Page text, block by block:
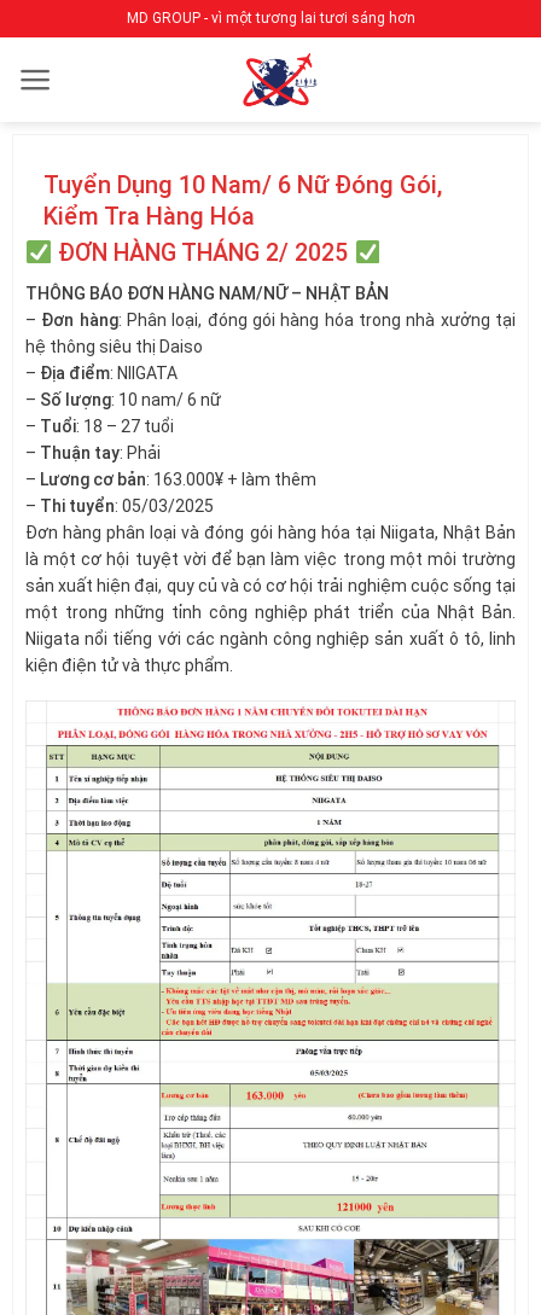
qua
nội
MD GROUP - vì một tương lai tươi sáng hơn
Tuyển Dụng 10 Nam/ 6 Nữ Đóng Gói,
Kiểm Tra Hàng Hóa
ĐƠN HÀNG THÁNG 2/ 2025
THÔNG BÁO ĐƠN HÀNG NAM/NỮ – NHẬT BẢN
– Đơn hàng: Phân loại, đóng gói hàng hóa trong nhà xưởng tại
hệ thông siêu thị Daiso
– Địa điểm: NIIGATA
– Số lượng: 10 nam/ 6 nữ
– Tuổi: 18 – 27 tuổi
– Thuận tay: Phải
– Lương cơ bản: 163.000¥ + làm thêm
– Thi tuyển: 05/03/2025
Đơn hàng phân loại và đóng gói hàng hóa tại Niigata, Nhật Bản
là một cơ hội tuyệt vời để bạn làm việc trong một môi trường
sản xuất hiện đại, quy củ và có cơ hội trải nghiệm cuộc sống tại
một trong những tỉnh công nghiệp phát triển của Nhật Bản.
Niigata nổi tiếng với các ngành công nghiệp sản xuất ô tô, linh
kiện điện tử và thực phẩm.